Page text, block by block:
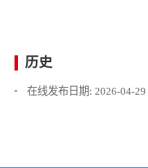
历史
在线发布日期: 2026-04-29